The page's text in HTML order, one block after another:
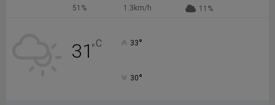
51% 1.3km/h 11%
31°C 33°
30°